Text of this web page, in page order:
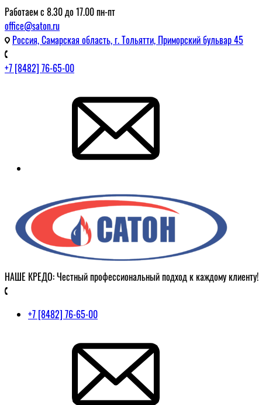
Работаем с 8.30 до 17.00 пн-пт
office@saton.ru
Россия, Самарская область, г. Тольятти, Приморский бульвар 45
+7 [8482] 76-65-00
НАШЕ КРЕДО: Честный профессиональный подход к каждому клиенту!
+7 [8482] 76-65-00